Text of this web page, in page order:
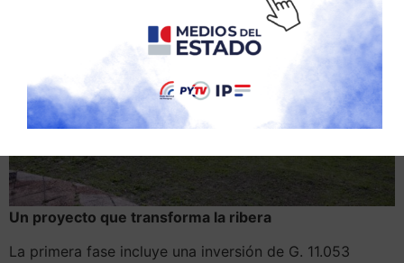
Un proyecto que transforma la ribera
La primera fase incluye una inversión de G. 11.053